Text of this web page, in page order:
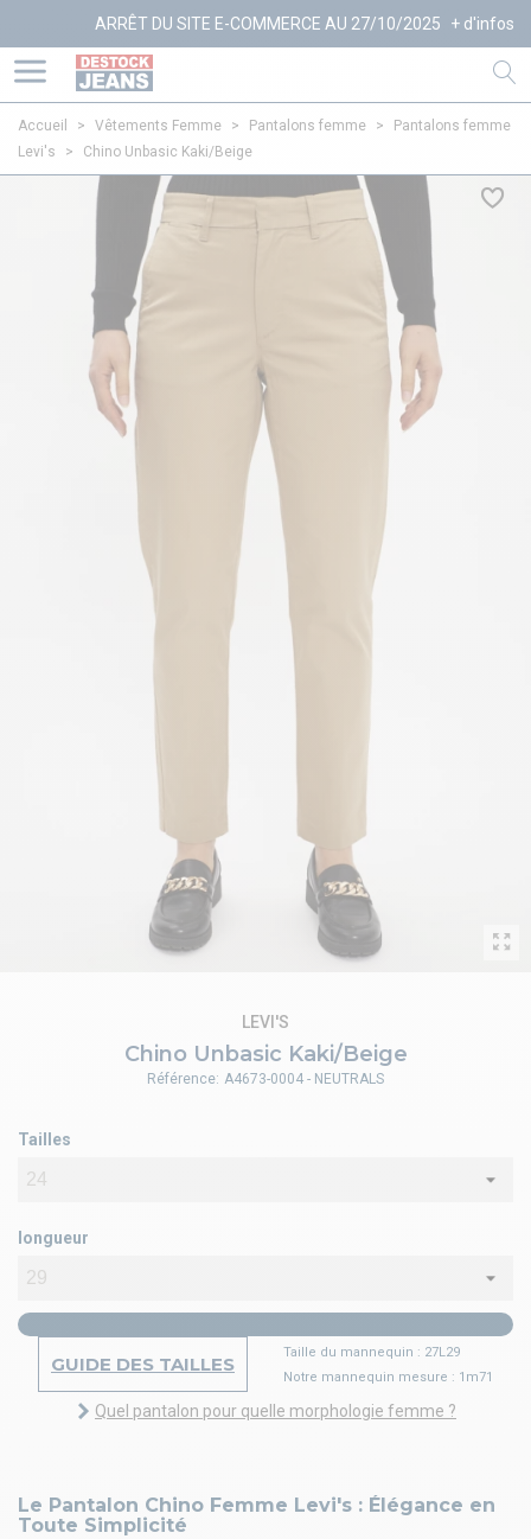
ARRÊT DU SITE E-COMMERCE AU 27/10/2025 + d'infos
Accueil > Vêtements Femme > Pantalons femme >
Pantalons femme
Levi's
> Chino Unbasic Kaki/Beige
Chino Unbasic Kaki/Beige
LEVI'S
Le Pantalon Chino Femme Levi's : Élégance en
Toute Simplicité
Tailles
longueur
GUIDE DES TAILLES
Taille du mannequin : 27L29
Notre mannequin mesure : 1m71
Quel pantalon pour quelle morphologie femme ?
Référence: A4673-0004 - NEUTRALS